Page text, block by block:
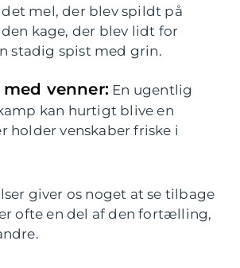
det mel, der blev spildt på
kage, der blev lidt for
stadig spist med grin.
venner: En ugentlig
kan hurtigt blive en
holder venskaber friske i
giver os noget at se tilbage
ofte en del af den fortælling,